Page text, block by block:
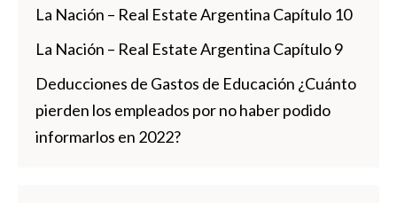
La Nación – Real Estate Argentina Capítulo 10
La Nación – Real Estate Argentina Capítulo 9
Deducciones de Gastos de Educación ¿Cuánto
pierden los empleados por no haber podido
informarlos en 2022?